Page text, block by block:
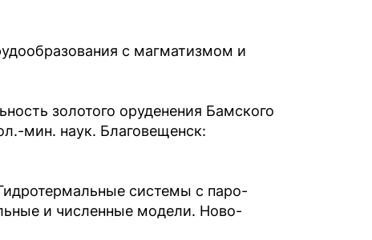
с магматизмом и
золотого оруденения Бамского
мин. наук. Благовещенск:
системы с паро-
и численные модели. Ново-